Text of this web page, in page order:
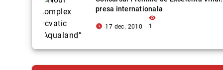
presa internationala
access_time_filled 17 dec. 2010
visibility
1